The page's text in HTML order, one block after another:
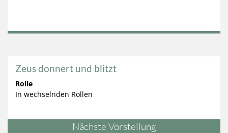
Zeus donnert und blitzt
Rolle
In wechselnden Rollen
Nächste Vorstellung